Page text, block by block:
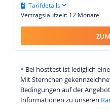
Vertragslaufzeit: 12 Monate
Tarifdetails
* Bei hosttest ist lediglich
Mit Sternchen
Bedingungen auf der
Informationen zu unseren